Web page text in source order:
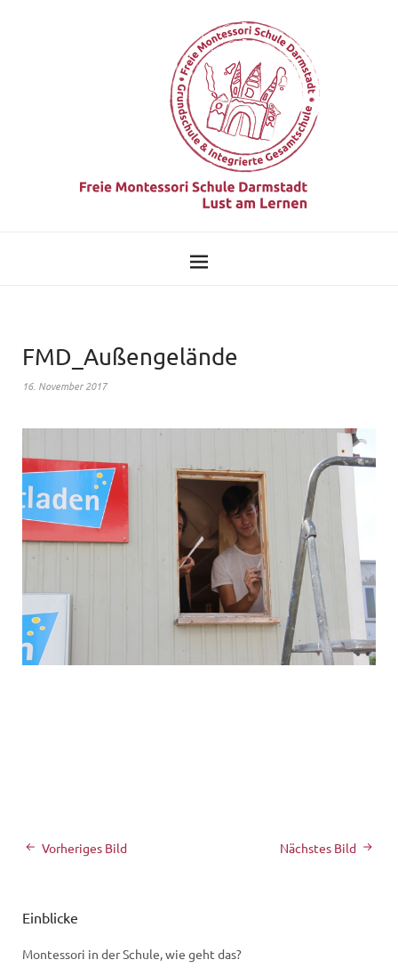
FMD_Außengelände
16. November 2017
Nächstes Bild
Vorheriges Bild
Einblicke
Montessori in der Schule, wie geht das?